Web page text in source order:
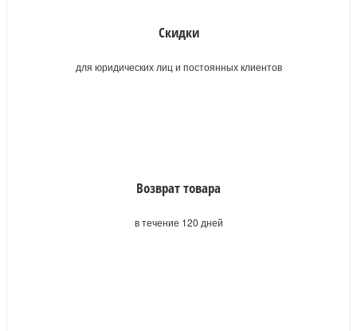
Скидки
для юридических лиц и постоянных клиентов
Возврат товара
в течение 120 дней